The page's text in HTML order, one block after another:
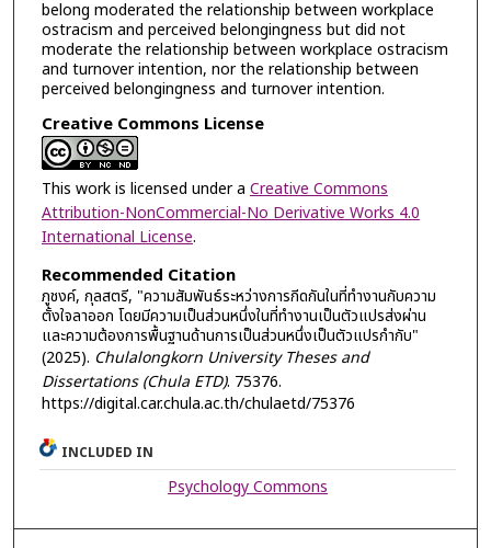
belong moderated the relationship between workplace
ostracism and perceived belongingness but did not
moderate the relationship between workplace ostracism
and turnover intention, nor the relationship between
perceived belongingness and turnover intention.
Creative Commons License
This work is licensed under a Creative Commons
Attribution-NonCommercial-No Derivative Works 4.0
International License.
Recommended Citation
ภูชงค์, กุลสตรี, "ความสัมพันธ์ระหว่างการกีดกันในที่ทำงานกับความ
ตั้งใจลาออก โดยมีความเป็นส่วนหนึ่งในที่ทำงานเป็นตัวแปรส่งผ่าน
และความต้องการพื้นฐานด้านการเป็นส่วนหนึ่งเป็นตัวแปรกำกับ"
(2025). Chulalongkorn University Theses and
Dissertations (Chula ETD). 75376.
https://digital.car.chula.ac.th/chulaetd/75376
INCLUDED IN
Psychology Commons